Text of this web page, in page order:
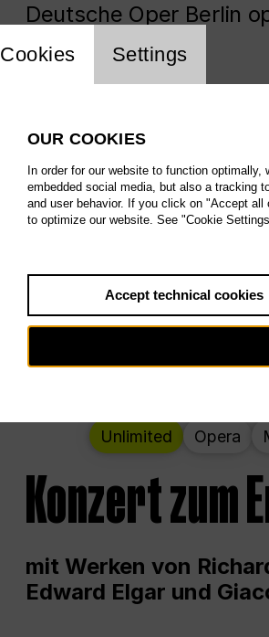
Deutsche Oper Berlin
Unlimited
UNLESS THE
Von Samstag 12.00 bis
Unlimited Opera
Konzert
mit Werken von
Edward Elgar und
Website
Cookies Settings
OUR COOKIES
In order for our website to function
embedded social media, but also a tracking
and user behavior. If you click on "Accept
to optimize our website. See "Cookie
Accept technical cookies